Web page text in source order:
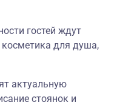
гостей ждут
для душа,
актуальную
стоянок и